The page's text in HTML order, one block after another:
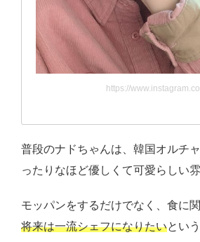
https://
普段のナドちゃんは、韓国オルチ
ったりなほど優しくて可愛らしい
モッパンをするだけでなく、食に
将来は一流シェフになりたいとい